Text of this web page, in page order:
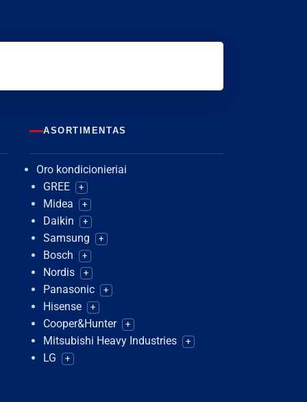
ASORTIMENTAS
Oro kondicionieriai
GREE
+
Midea +
Daikin +
Samsung +
Bosch +
Nordis +
Panasonic +
Hisense +
Cooper&Hunter +
Mitsubishi Heavy Industries +
LG +